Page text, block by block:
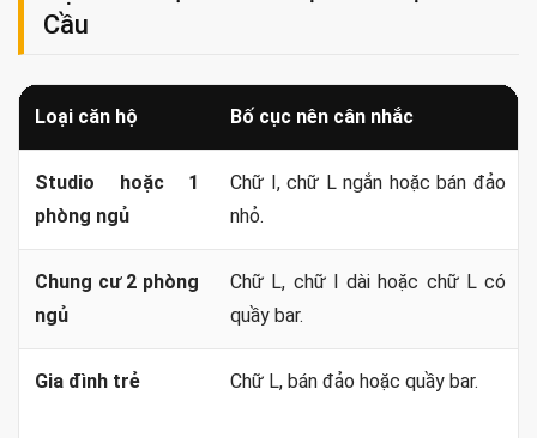
đúng kích thước, khe thông gió và điểm điện nước phù hợp.
nồi, giá gia vị, giá bát, khoang đồ khô hoặc phụ kiện góc chỉ
kiện thông minh nếu làm giảm diện tích chứa thực tế.